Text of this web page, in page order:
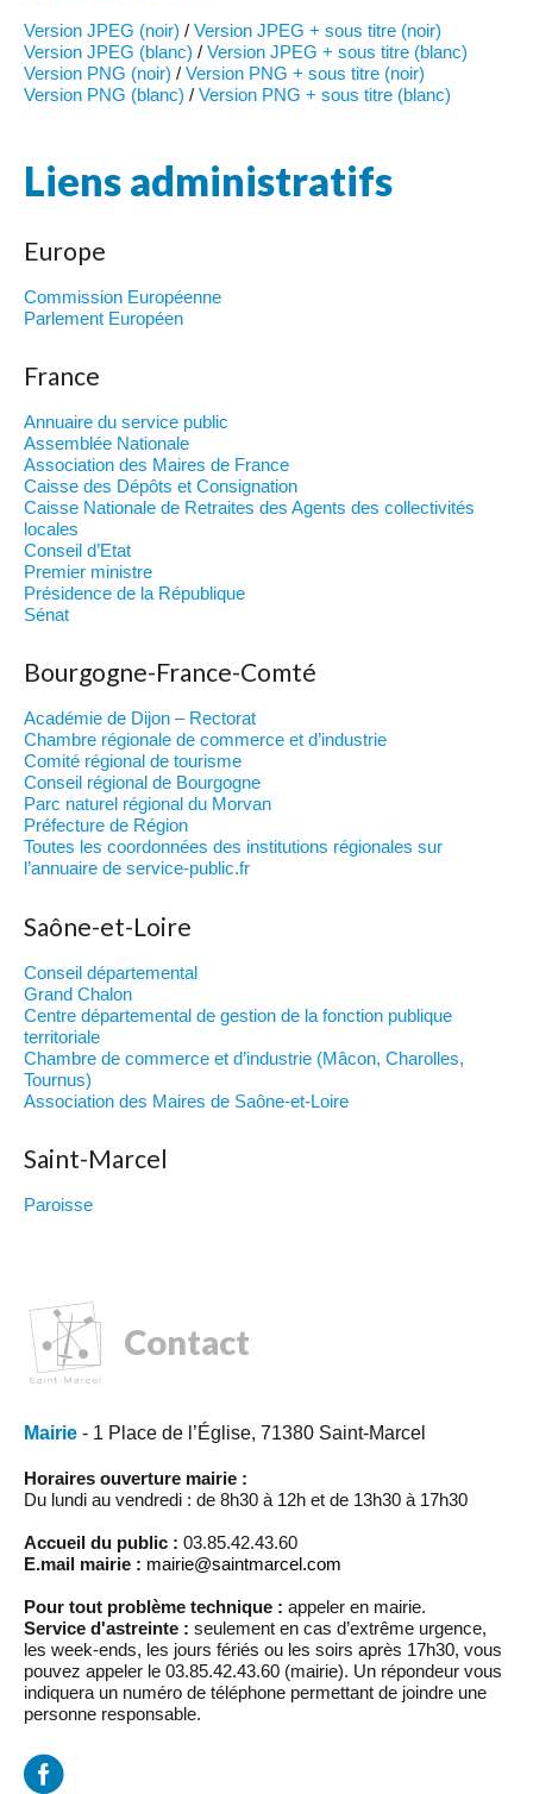
Version JPEG (noir) / Version JPEG + sous titre (noir)
Version JPEG (blanc) / Version JPEG + sous titre (blanc)
Version PNG (noir) / Version PNG + sous titre (noir)
Version PNG (blanc) / Version PNG + sous titre (blanc)
Liens administratifs
Europe
Commission Européenne
Parlement Européen
France
Annuaire du service public
Assemblée Nationale
Association des Maires de France
Caisse des Dépôts et Consignation
Caisse Nationale de Retraites des Agents des collectivités
locales
Conseil d’Etat
Premier ministre
Présidence de la République
Sénat
Bourgogne-France-Comté
Académie de Dijon – Rectorat
Chambre régionale de commerce et d’industrie
Comité régional de tourisme
Conseil régional de Bourgogne
Parc naturel régional du Morvan
Préfecture de Région
Toutes les coordonnées des institutions régionales sur
l’annuaire de service-public.fr
Saône-et-Loire
Conseil départemental
Grand Chalon
Centre départemental de gestion de la fonction publique
territoriale
Chambre de commerce et d’industrie (Mâcon, Charolles,
Tournus)
Association des Maires de Saône-et-Loire
Saint-Marcel
Paroisse
Contact
Mairie - 1 Place de l’Église, 71380 Saint-Marcel
Horaires ouverture mairie :
Du lundi au vendredi : de 8h30 à 12h et de 13h30 à 17h30
Accueil du public : 03.85.42.43.60
E.mail mairie : mairie@saintmarcel.com
Pour tout problème technique : appeler en mairie.
Service d'astreinte : seulement en cas d’extrême urgence,
les week-ends, les jours fériés ou les soirs après 17h30, vous
pouvez appeler le 03.85.42.43.60 (mairie). Un répondeur vous
indiquera un numéro de téléphone permettant de joindre une
personne responsable.